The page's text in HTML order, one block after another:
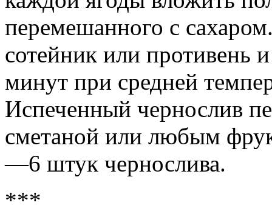
перемешанного с
сотейник или противень
минут при средней
Испеченный чернослив
сметаной или любым
—6 штук чернослива.
***